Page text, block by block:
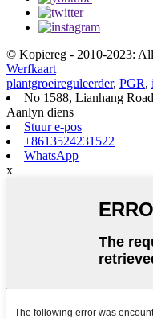
© Kopiereg - 2010-2023:
Werfkaart
plantgroeireguleerder, PGR,
No 1588, Lianhang
Aanlyn diens
Stuur e-pos
+8613524231522
WhatsApp
x